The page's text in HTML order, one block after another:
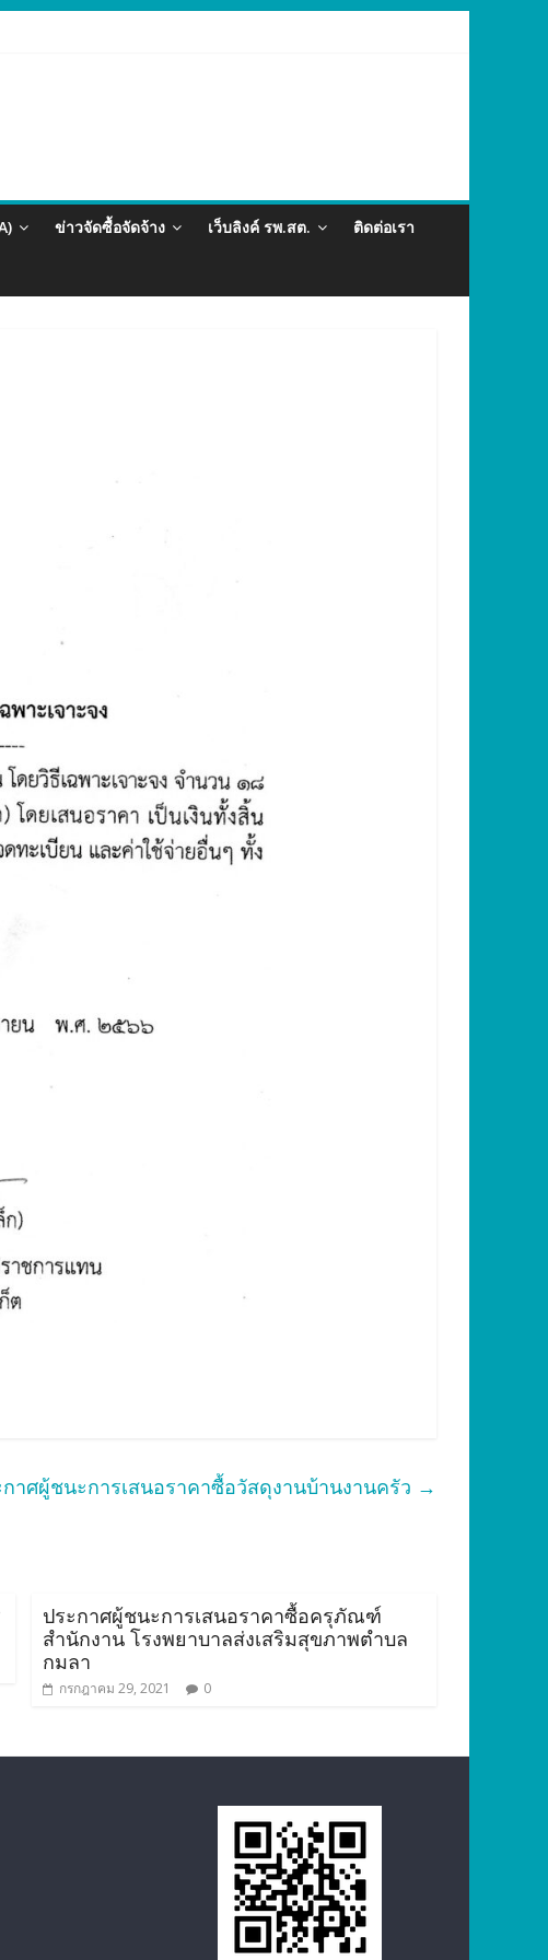
ข่าวจัดซื้อจัดจ้าง เว็บลิงค์ รพ.สต. ติดต่อเรา
กาศผู้ชนะการเสนอราคาซื้อวัสดุงานบ้านงานครัว →
ประกาศผู้ชนะการเสนอราคาซื้อครุภัณฑ์
สำนักงาน โรงพยาบาลส่งเสริมสุขภาพตำบล
กมลา
กรกฎาคม 29, 2021 0